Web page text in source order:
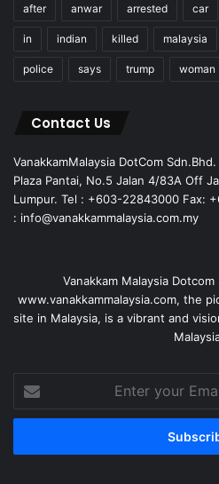
after anwar arrested car
in indian killed malaysia
police says trump woman
Contact Us
VanakkamMalaysia DotCom
Plaza Pantai, No.5 Jalan 4/83A Off
Lumpur. Tel : +603-22843000 Fax:
: info@vanakkammalaysia.com.my
Vanakkam Malaysia
www.vanakkammalaysia.com, the
site in Malaysia, is a vibrant and
your
Email